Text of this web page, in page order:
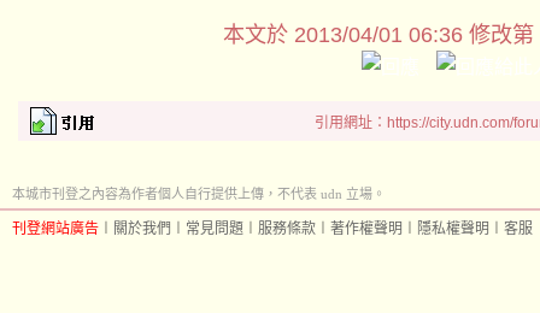
本文於 2013/04/01 06:36 修改第
引用網址：https://city.udn.com/
本城市刊登之內容為作者個人自行提供上傳，不代表 udn 立場。
刊登網站廣告 關於我們 常見問題 服務條款 著作權聲明 隱私權聲明 客服